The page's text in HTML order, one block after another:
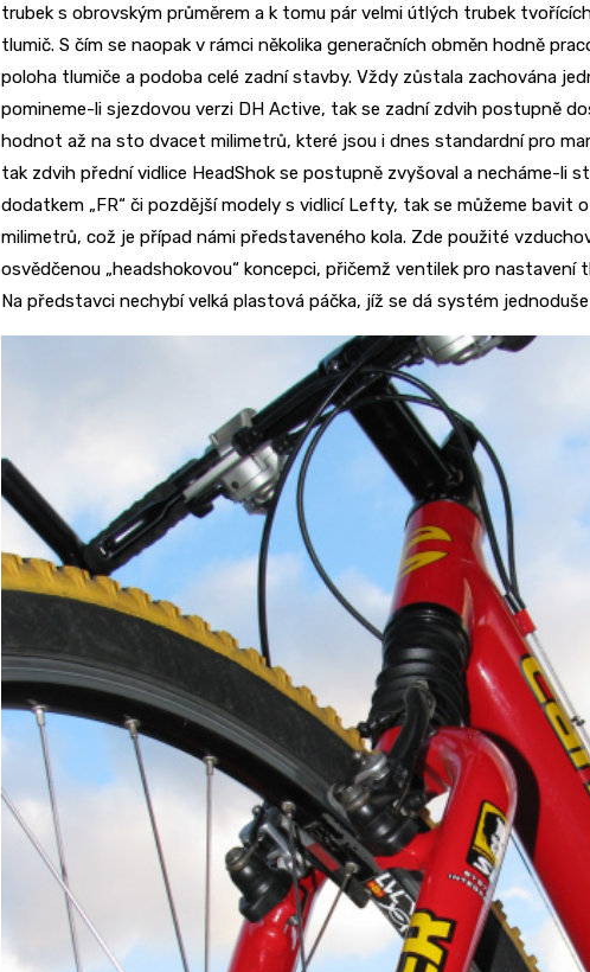
trubek s obrovským průměrem a k tomu pár velmi útlých trubek
tlumič. S čím se naopak v rámci několika generačních obměn hodně
poloha tlumiče a podoba celé zadní stavby. Vždy zůstala zachována
pomineme-li sjezdovou verzi DH Active, tak se zadní zdvih postupně
hodnot až na sto dvacet milimetrů, které jsou i dnes standardní pro
tak zdvih přední vidlice HeadShok se postupně zvyšoval a necháme-li
dodatkem „FR“ či pozdější modely s vidlicí Lefty, tak se můžeme bavit
milimetrů, což je případ námi představeného kola. Zde použité
osvědčenou „headshokovou“ koncepci, přičemž ventilek pro nastavení
Na představci nechybí velká plastová páčka, jíž se dá systém